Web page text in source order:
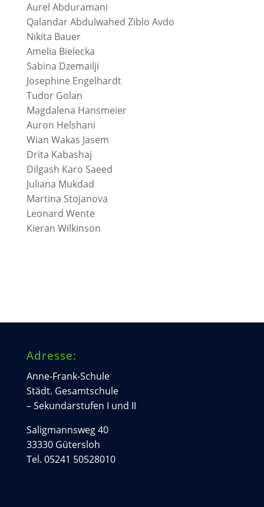
Aurel Abduramani
Qalandar Abdulwahed Ziblo Avdo
Nikita Bauer
Amelia Bielecka
Sabina Dzemailji
Josephine Engelhardt
Tudor Golan
Magdalena Hansmeier
Auron Helshani
Wian Wakas Jasem
Drita Kabashaj
Dilgash Karo Saeed
Juliana Mukdad
Martina Stojanova
Leonard Wente
Kieran Wilkinson
Adresse:
Anne-Frank-Schule
Städt. Gesamtschule
– Sekundarstufen I und II
Saligmannsweg 40
33330 Gütersloh
Tel. 05241 50528010